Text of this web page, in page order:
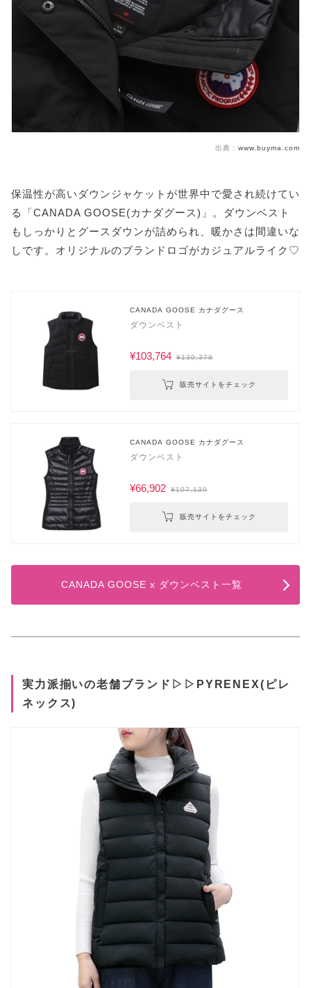
出典： www.buyma.com
保温性が高いダウンジャケットが世界中で愛され続けてい
る「CANADA GOOSE(カナダグース)」。ダウンベスト
もしっかりとグースダウンが詰められ、暖かさは間違いな
しです。オリジナルのブランドロゴがカジュアルライク♡
CANADA GOOSE カナダグース
ダウンベスト
¥103,764 ¥130,378
販売サイトをチェック
CANADA GOOSE カナダグース
ダウンベスト
¥66,902 ¥107,139
販売サイトをチェック
CANADA GOOSE x ダウンベスト一覧
実力派揃いの老舗ブランド▷▷PYRENEX(ピレ
ネックス)